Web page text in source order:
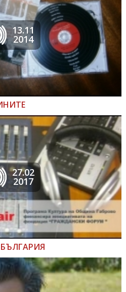
13.11
2014
27.02
2017